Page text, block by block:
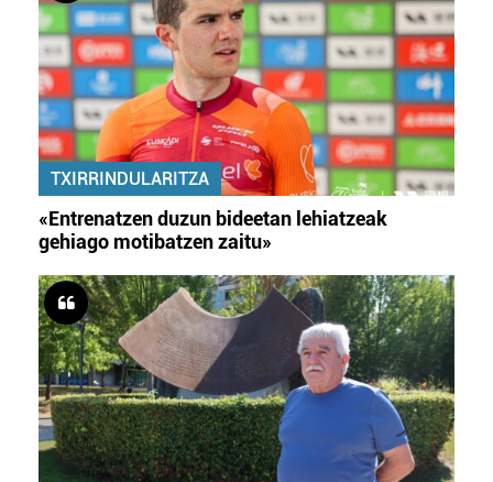
TXIRRINDULARITZA
«Entrenatzen duzun bideetan lehiatzeak
gehiago motibatzen zaitu»